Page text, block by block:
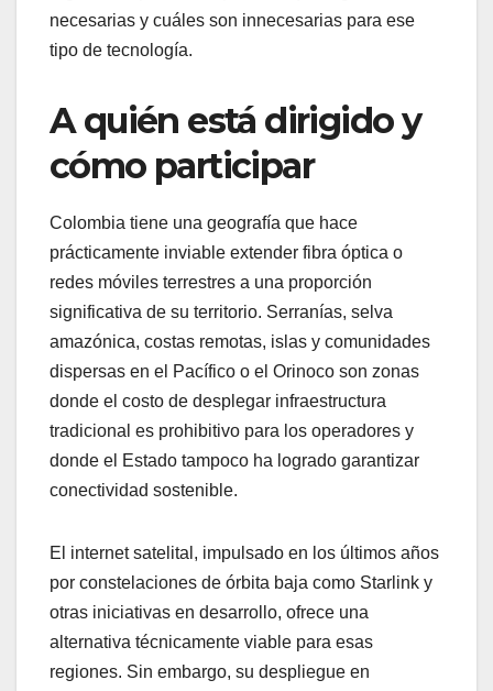
necesarias y cuáles son innecesarias para ese
tipo de tecnología.
A quién está dirigido y
cómo participar
Colombia tiene una geografía que hace
prácticamente inviable extender fibra óptica o
redes móviles terrestres a una proporción
significativa de su territorio. Serranías, selva
amazónica, costas remotas, islas y comunidades
dispersas en el Pacífico o el Orinoco son zonas
donde el costo de desplegar infraestructura
tradicional es prohibitivo para los operadores y
donde el Estado tampoco ha logrado garantizar
conectividad sostenible.
El internet satelital, impulsado en los últimos años
por constelaciones de órbita baja como Starlink y
otras iniciativas en desarrollo, ofrece una
alternativa técnicamente viable para esas
regiones. Sin embargo, su despliegue en